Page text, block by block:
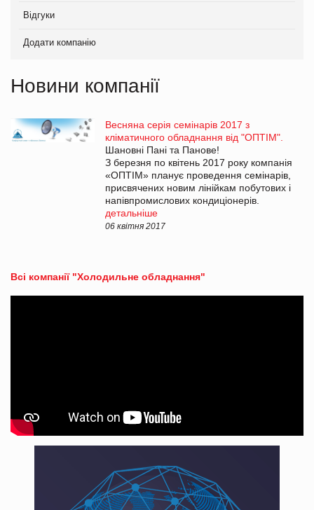
Відгуки
Додати компанію
Новини компанії
Весняна серія семінарів 2017 з
кліматичного обладнання від "ОПТІМ".
Шановні Пані та Панове!
З березня по квітень 2017 року компанія
«ОПТІМ» планує проведення семінарів,
присвячених новим лінійкам побутових і
напівпромислових кондиціонерів.
детальніше
06 квітня 2017
Всі компанії "Холодильне обладнання"